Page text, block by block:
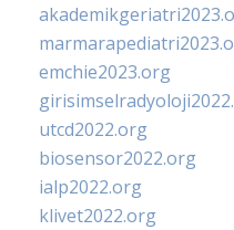
emchie2023.org
utcd2022.org
biosensor2022.org
ialp2022.org
klivet2022.org